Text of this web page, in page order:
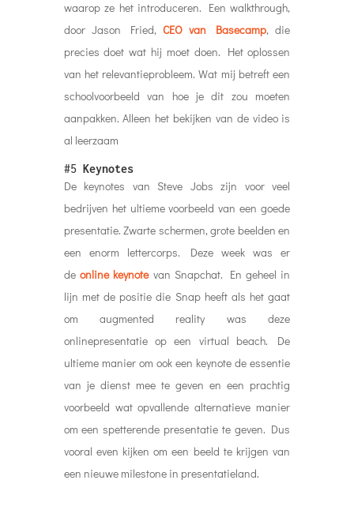
waarop ze het introduceren. Een walkthrough,
door Jason Fried, CEO van Basecamp, die
precies doet wat hij moet doen. Het oplossen
van het relevantieprobleem. Wat mij betreft een
schoolvoorbeeld van hoe je dit zou moeten
aanpakken. Alleen het bekijken van de video is
al leerzaam
#5 Keynotes
De keynotes van Steve Jobs zijn voor veel
bedrijven het ultieme voorbeeld van een goede
presentatie. Zwarte schermen, grote beelden en
een enorm lettercorps. Deze week was er
deonline keynotevan Snapchat. En geheel in
lijn met de positie die Snap heeft als het gaat
om augmented reality was deze
onlinepresentatie op een virtual beach. De
ultieme manier om ook een keynote de essentie
van je dienst mee te geven en een prachtig
voorbeeld wat opvallende alternatieve manier
om een spetterende presentatie te geven. Dus
vooral even kijken om een beeld te krijgen van
een nieuwe milestone in presentatieland.